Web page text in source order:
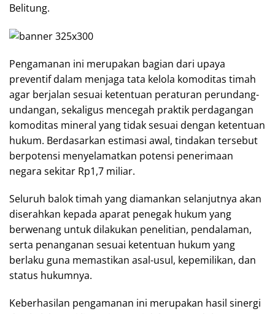
Belitung.
Pengamanan ini merupakan bagian dari upaya
preventif dalam menjaga tata kelola komoditas timah
agar berjalan sesuai ketentuan peraturan perundang-
undangan, sekaligus mencegah praktik perdagangan
komoditas mineral yang tidak sesuai dengan ketentuan
hukum. Berdasarkan estimasi awal, tindakan tersebut
berpotensi menyelamatkan potensi penerimaan
negara sekitar Rp1,7 miliar.
Seluruh balok timah yang diamankan selanjutnya akan
diserahkan kepada aparat penegak hukum yang
berwenang untuk dilakukan penelitian, pendalaman,
serta penanganan sesuai ketentuan hukum yang
berlaku guna memastikan asal-usul, kepemilikan, dan
status hukumnya.
Keberhasilan pengamanan ini merupakan hasil sinergi